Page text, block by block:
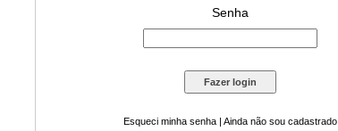
Senha
Esqueci minha senha | Ainda não sou cadastrado